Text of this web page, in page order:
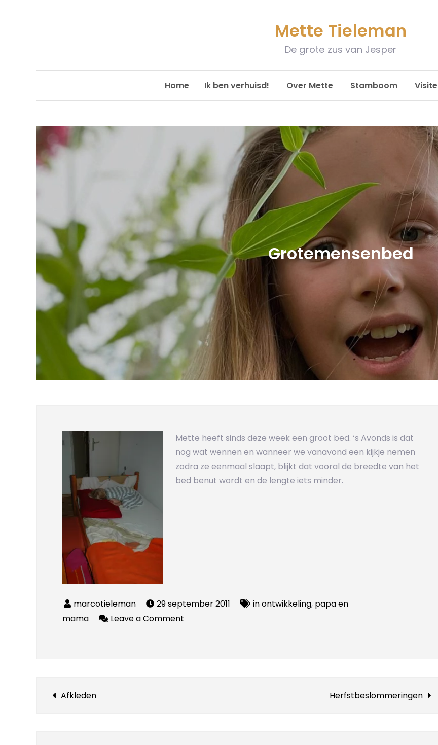
Mette Tieleman
De grote zus van Jesper
Home Ik ben verhuisd! Over Mette Stamboom Visite
Grotemensenbed
Mette heeft sinds deze week een groot bed. ‘s Avonds is dat
nog wat wennen en wanneer we vanavond een kijkje nemen
zodra ze eenmaal slaapt, blijkt dat vooral de breedte van het
bed benut wordt en de lengte iets minder.
29 september 2011 in ontwikkeling, papa en
mama
Leave a Comment
Bericht
Afkleden Herfstbeslommeringen